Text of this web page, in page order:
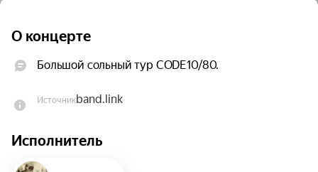
О концерте
Большой сольный тур CODE10/80.
Источникband.link
Исполнитель